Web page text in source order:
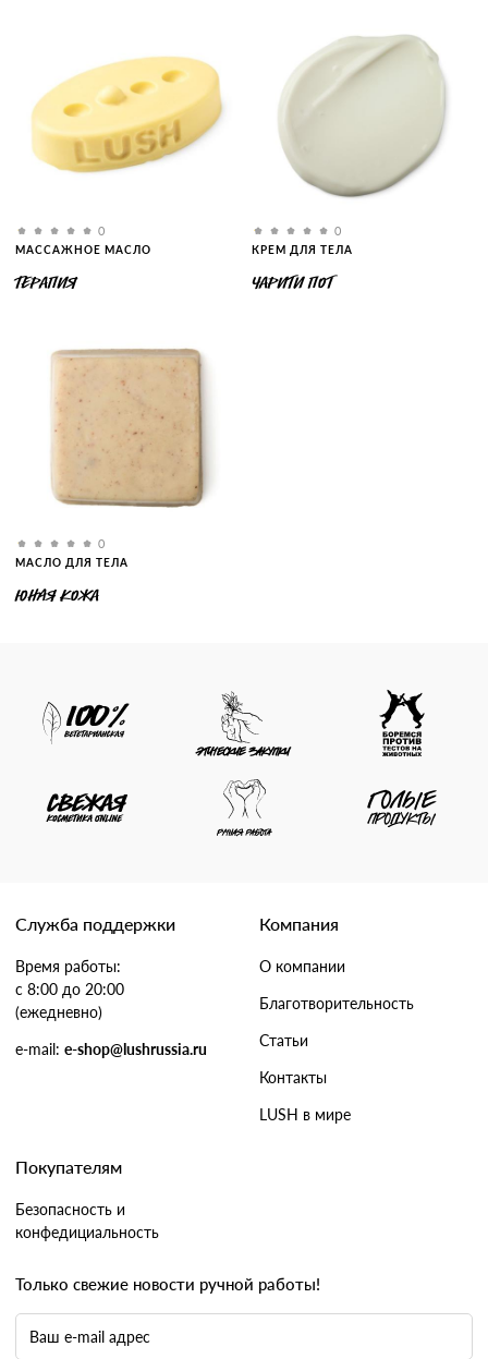
0
МАССАЖНОЕ МАСЛО
ТЕРАПИЯ
0
КРЕМ ДЛЯ ТЕЛА
ЧАРИТИ ПОТ
0
МАСЛО ДЛЯ ТЕЛА
ЮНАЯ КОЖА
Служба поддержки
Время работы:
с 8:00 до 20:00
(ежедневно)
e-mail: e-shop@lushrussia.ru
Компания
О компании
Благотворительность
Статьи
Контакты
LUSH в мире
Покупателям
Безопасность и
конфедициальность
Только свежие новости ручной работы!